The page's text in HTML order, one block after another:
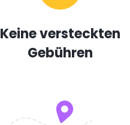
Keine versteckten
Gebühren